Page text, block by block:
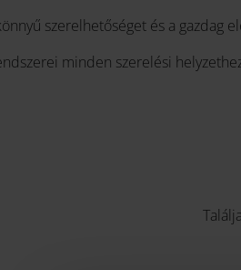
szerelhetőséget és a gazdag
minden szerelési